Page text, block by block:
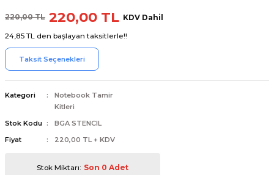
220,00 TL 220,00 TL KDV Dahil
24,85 TL den başlayan taksitlerle!!
Taksit Seçenekleri
Kategori
Notebook Tamir
Kitleri
Stok Kodu
BGA STENCIL
Fiyat
220,00 TL + KDV
Stok Miktarı: Son 0 Adet